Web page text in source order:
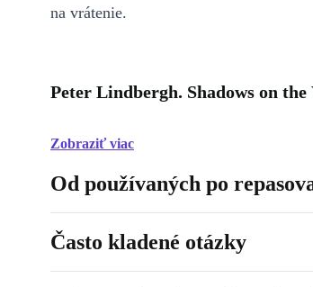
na vrátenie.
Peter Lindbergh. Shadows on
Zobraziť viac
Od používaných po
Často kladené otázky